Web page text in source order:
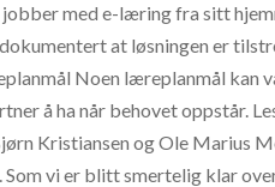
jobber med e-læring fra sitt
at løsningen er
Noen læreplanmål kan
å ha når behovet oppstår.
Kristiansen og Ole Marius
vi er blitt smertelig klar